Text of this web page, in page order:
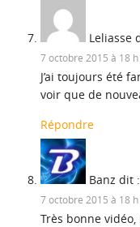
Leliasse
7 octobre 2015 à 18
J’ai toujours été
voir que de
Répondre
Banz dit :
7 octobre 2015 à 18
Très bonne